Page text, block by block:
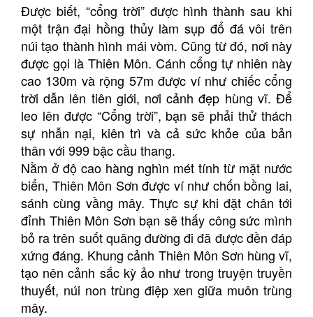
Được biết, “cổng trời” được hình thành sau khi
một trận đại hồng thủy làm sụp đổ đá vôi trên
núi tạo thành hình mái vòm. Cũng từ đó, nơi này
được gọi là Thiên Môn. Cánh cổng tự nhiên này
cao 130m và rộng 57m được ví như chiếc cổng
trời dẫn lên tiên giới, nơi cảnh đẹp hùng vĩ. Để
leo lên được “Cổng trời”, bạn sẽ phải thử thách
sự nhẫn nại, kiên trì và cả sức khỏe của bản
thân với 999 bậc cầu thang.
Nằm ở độ cao hàng nghìn mét tính từ mặt nước
biển, Thiên Môn Sơn được ví như chốn bồng lai,
sánh cùng vầng mây. Thực sự khi đặt chân tới
đỉnh Thiên Môn Sơn bạn sẽ thấy công sức mình
bỏ ra trên suốt quãng đường đi đã được đền đáp
xứng đáng. Khung cảnh Thiên Môn Sơn hùng vĩ,
tạo nên cảnh sắc kỳ ảo như trong truyện truyền
thuyết, núi non trùng điệp xen giữa muôn trùng
mây.